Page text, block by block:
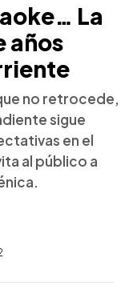
La
años
no retrocede,
sigue
en el
al público a